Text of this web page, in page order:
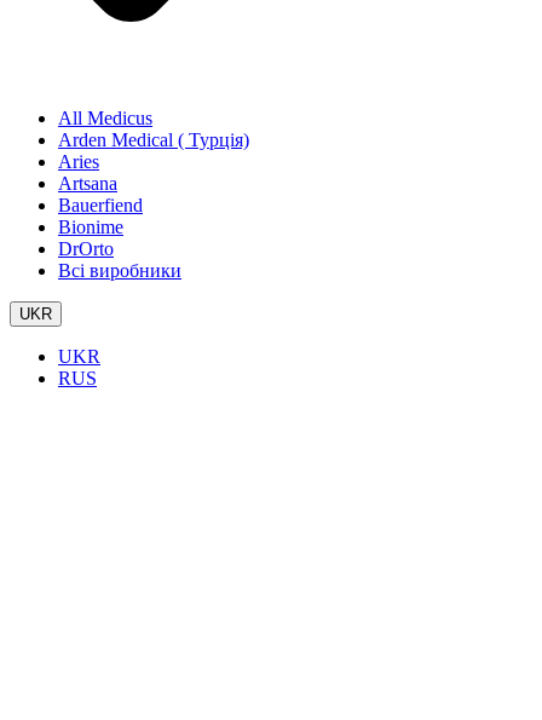
All Medicus
Arden Medical ( Турція)
Aries
Artsana
Bauerfiend
Bionime
DrOrto
Всі виробники
UKR
UKR
RUS